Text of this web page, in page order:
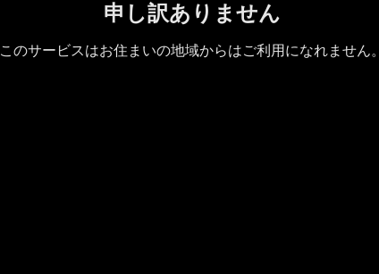
申し訳ありません
このサービスはお住まいの地域からはご利用になれません。